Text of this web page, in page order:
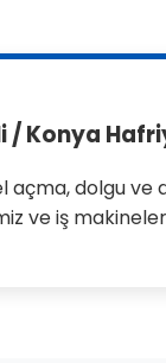
/ Konya
açma, dolgu ve
ve iş